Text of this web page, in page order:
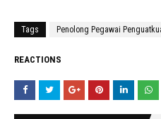
Tags Penolong Pegawai
REACTIONS